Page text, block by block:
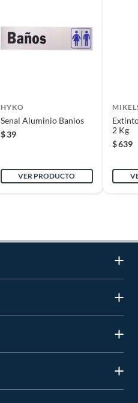
HYKO
Senal Aluminio Banios
$39
VER PRODUCTO
2 Kg
$639